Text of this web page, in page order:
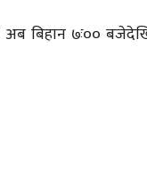
बिहान ७ः००